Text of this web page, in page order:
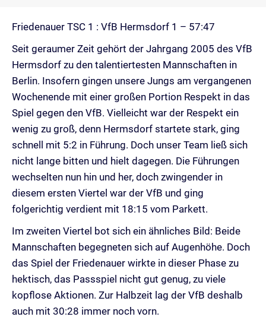
Friedenauer TSC 1 : VfB Hermsdorf 1 – 57:47
Seit geraumer Zeit gehört der Jahrgang 2005 des VfB
Hermsdorf zu den talentiertesten Mannschaften in
Berlin. Insofern gingen unsere Jungs am vergangenen
Wochenende mit einer großen Portion Respekt in das
Spiel gegen den VfB. Vielleicht war der Respekt ein
wenig zu groß, denn Hermsdorf startete stark, ging
schnell mit 5:2 in Führung. Doch unser Team ließ sich
nicht lange bitten und hielt dagegen. Die Führungen
wechselten nun hin und her, doch zwingender in
diesem ersten Viertel war der VfB und ging
folgerichtig verdient mit 18:15 vom Parkett.
Im zweiten Viertel bot sich ein ähnliches Bild: Beide
Mannschaften begegneten sich auf Augenhöhe. Doch
das Spiel der Friedenauer wirkte in dieser Phase zu
hektisch, das Passspiel nicht gut genug, zu viele
kopflose Aktionen. Zur Halbzeit lag der VfB deshalb
auch mit 30:28 immer noch vorn.